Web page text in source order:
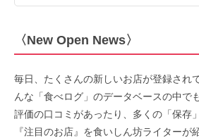
〈New Open News〉
毎日、たくさんの新しいお店が登録され
んな「食べログ」のデータベースの中で
評価の口コミがあったり、多くの「保存
『注目のお店』を食いしん坊ライターが